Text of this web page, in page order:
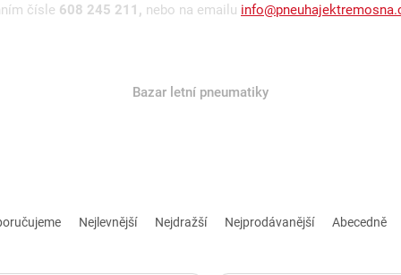
čísle 608 245 211, nebo na emailu
Bazar letní pneumatiky
Nejlevnější Nejdražší Nejprodávanější Abecedně